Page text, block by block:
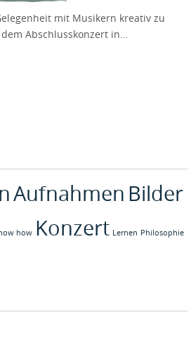
mit Musikern kreativ zu
Abschlusskonzert in…
Aufnahmen Bilder
how Konzert Lernen Philosophie